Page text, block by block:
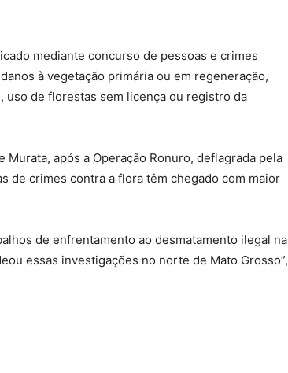
mediante concurso de pessoas e crimes
à vegetação primária ou em regeneração,
uso de florestas sem licença ou registro da
após a Operação Ronuro, deflagrada pela
de crimes contra a flora têm chegado com maior
de enfrentamento ao desmatamento ilegal na
essas investigações no norte de Mato Grosso”,